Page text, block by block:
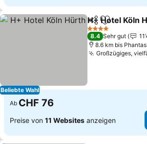
Beliebte Wahl
TeilenZu
H+ Hotel Köln
4 Sterne
8.4 Sehr gut
8.6 km bis
Großzügiges,
Ab CHF 76
Preise von 11 Websites anzeigen